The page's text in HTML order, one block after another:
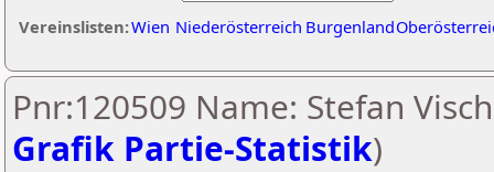
Vereinslisten:Wien Niederösterreich Burgenland
Pnr:120509 Name: Stefan
Grafik Partie-Statistik)